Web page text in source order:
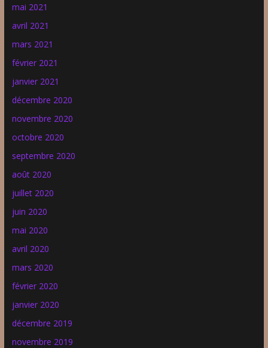
mai 2021
avril 2021
mars 2021
février 2021
janvier 2021
décembre 2020
novembre 2020
octobre 2020
septembre 2020
août 2020
juillet 2020
juin 2020
mai 2020
avril 2020
mars 2020
février 2020
janvier 2020
décembre 2019
novembre 2019